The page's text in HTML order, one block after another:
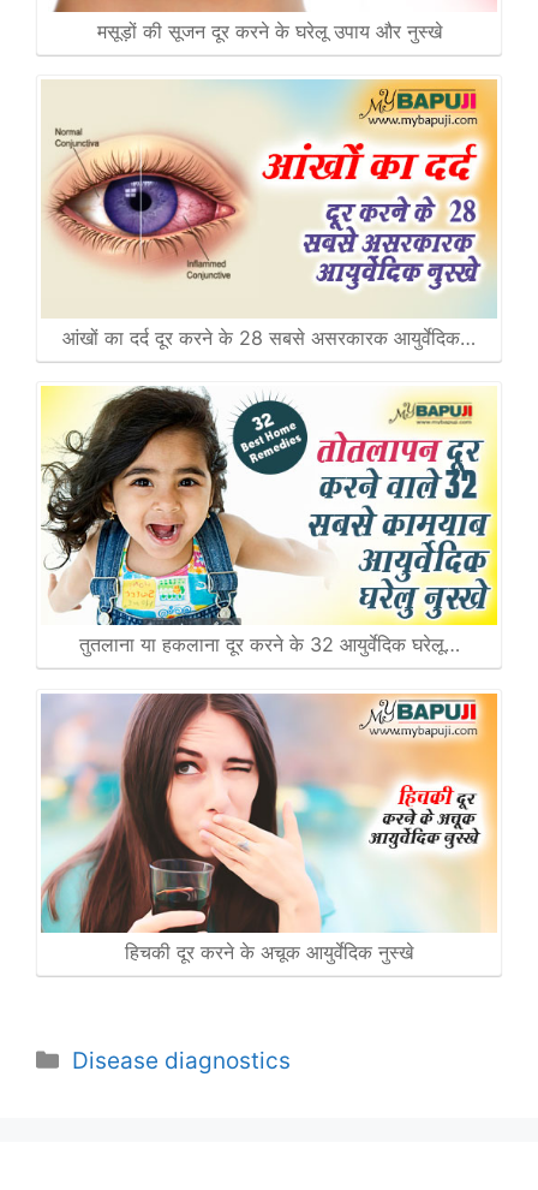
मसूड़ों की सूजन दूर करने के घरेलू उपाय और नुस्खे
आंखों का दर्द दूर करने के 28 सबसे असरकारक आयुर्वेदिक…
तुतलाना या हकलाना दूर करने के 32 आयुर्वेदिक घरेलू…
हिचकी दूर करने के अचूक आयुर्वेदिक नुस्खे
Categories
Disease diagnostics